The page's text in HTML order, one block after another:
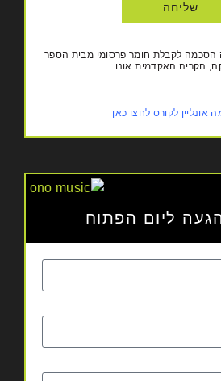
שליחה
הסכמה לקבלת חומר פרסומי מבית הספר
הקריה האקדמית אונו.
אונליין לקורס לחצו כאן
ליום הפתוח